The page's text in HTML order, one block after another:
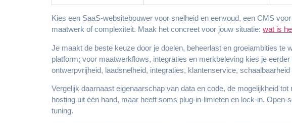
Kies een SaaS-websitebouwer voor snelheid en eenvoud, een CMS
maatwerk of complexiteit. Maak het concreet voor jouw situatie: wat is
Je maakt de beste keuze door je doelen, beheerlast en groeiambities te
platform; voor maatwerkflows, integraties en merkbeleving kies je
ontwerpvrijheid, laadsnelheid, integraties, klantenservice, schaalbaarheid
Vergelijk daarnaast eigenaarschap van data en code, de mogelijkheid
hosting uit één hand, maar heeft soms plug-in-limieten en lock-in.
tuning.